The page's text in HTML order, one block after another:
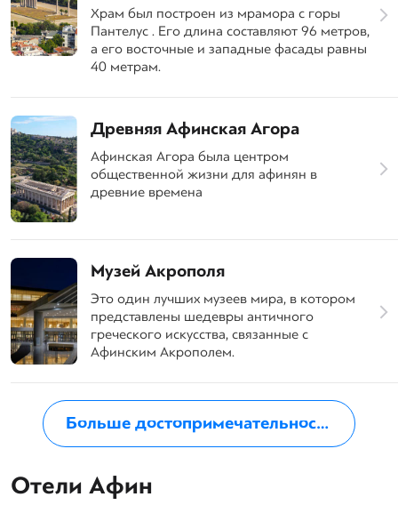
Храм был построен из мрамора с горы
Пантелус . Его длина составляют 96 метров,
а его восточные и западные фасады равны
40 метрам.
Древняя Афинская Агора
Афинская Агора была центром
общественной жизни для афинян в
древние времена
Музей Акрополя
Это один лучших музеев мира, в котором
представлены шедевры античного
греческого искусства, связанные с
Афинским Акрополем.
Больше достопримечательностей в Афинах
Отели Афин